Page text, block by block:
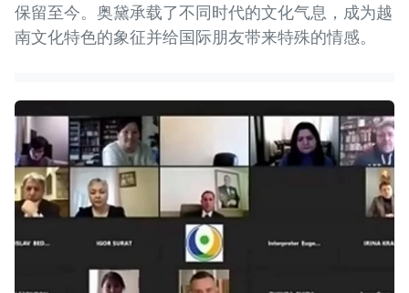
保留至今。奥黛承载了不同时代的文化气息，成为越
南文化特色的象征并给国际朋友带来特殊的情感。